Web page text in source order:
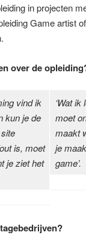
in projecten
Game artist
over de
vind ik
kun je de
is, moet
je ziet het
‘Wat
moet
maakt
je
game’.